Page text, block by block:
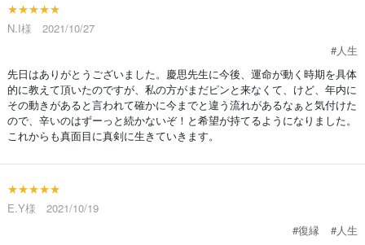
★★★★★
N.I様 2021/10/27
#人生
先日はありがとうございました。慶思先生に今後、運命が動く時期を具体
的に教えて頂いたのですが、私の方がまだピンと来なくて、けど、年内に
その動きがあると言われて確かに今までと違う流れがあるなぁと気付けた
ので、辛いのはずーっと続かないぞ！と希望が持てるようになりました。
これからも真面目に真剣に生きていきます。
★★★★★
E.Y様 2021/10/19
#復縁
#人生